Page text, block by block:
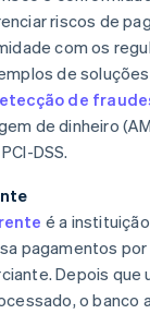
riscos de
com os
de
de
de dinheiro
DSS.
é a
pagamentos
Depois que
o banco